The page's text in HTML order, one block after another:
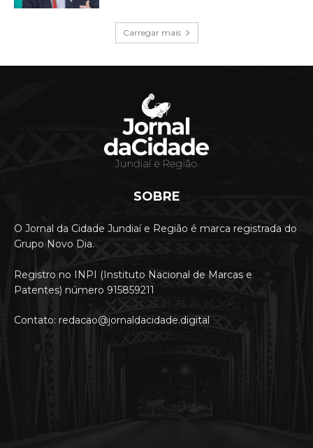
Carregar mais
SOBRE
O Jornal da Cidade Jundiaí e Região é marca registrada do
Grupo Novo Dia.
Registro no INPI (Instituto Nacional de Marcas e
Patentes) número 915859211
Contato: redacao@jornaldacidade.digital